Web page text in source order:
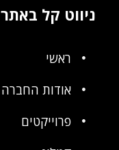
ניווט קל באתר
ראשי
אודות החברה
פרוייקטים